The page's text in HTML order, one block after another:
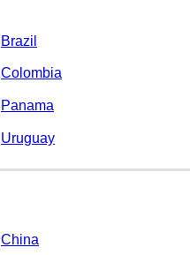
Brazil
Colombia
Panama
Uruguay
China